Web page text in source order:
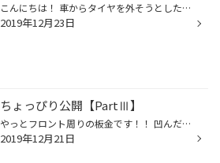
こんにちは！ 車からタイヤを外そうとしたらちょっとハプニング！！ タイヤが外れない！？！？！？ ナットも外したのに・・・・？？ もしかして…と思い内側からタイヤを軽く叩いたりしてやっと外れました・・・一安心(笑) 取り付け面のサビが原因で固着していました(;^_^A サビを削って落とし、防錆...
2019年12月23日
ちょっぴり公開【PartⅢ】
やっとフロント周りの板金です！！ 凹んだボンネットも割れたフェンダーの取り付け部分も直りました！ 感動です(´;ω;｀) オールペンは来年やるので一旦戻ってくるので楽しみです♪ ミサイル仕様のマークⅡ(笑) 私にピッタリ(笑)
2019年12月21日